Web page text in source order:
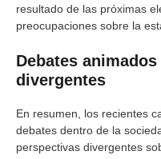
resultado de las próximas
preocupaciones sobre la
Debates
divergentes
En resumen, los recientes
debates dentro de la
perspectivas divergentes